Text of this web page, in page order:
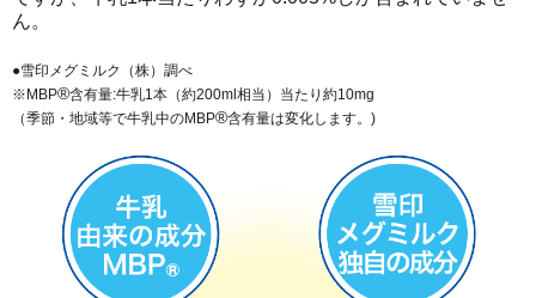
ん。
●雪印メグミルク（株）調べ
※MBP®含有量:牛乳1本（約200ml相当）当たり約10mg
（季節・地域等で牛乳中のMBP®含有量は変化します。)